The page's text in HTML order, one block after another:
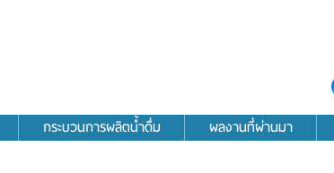
กระบวนการผลิตน้ำดื่ม ผลงานที่ผ่านมา